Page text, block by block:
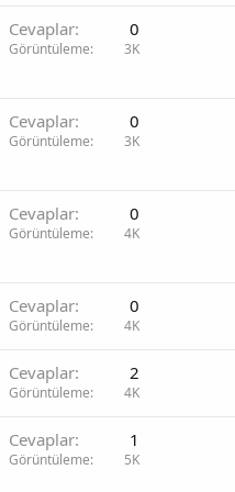
Cevaplar 0
Görüntüleme 3K
Cevaplar 0
Görüntüleme 3K
Cevaplar 0
Görüntüleme 4K
Cevaplar 0
Görüntüleme 4K
Cevaplar 2
Görüntüleme 4K
Cevaplar 1
Görüntüleme 5K